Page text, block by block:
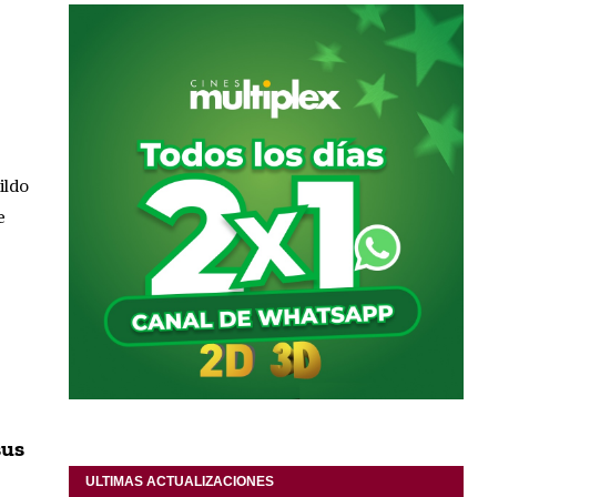
ULTIMAS ACTUALIZACIONES